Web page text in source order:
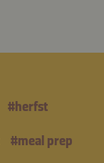
#herfst
#meal prep